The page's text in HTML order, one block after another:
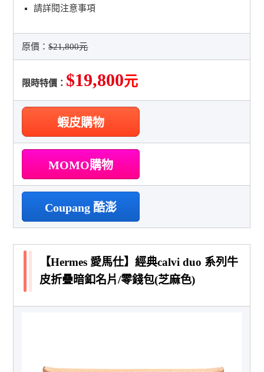
請詳閱注意事項
原價：$21,800元
限時特價： $19,800元
蝦皮購物
MOMO購物
Coupang 酷澎
【Hermes 愛馬仕】經典calvi duo 系列牛
皮折疊暗釦名片/零錢包(芝麻色)